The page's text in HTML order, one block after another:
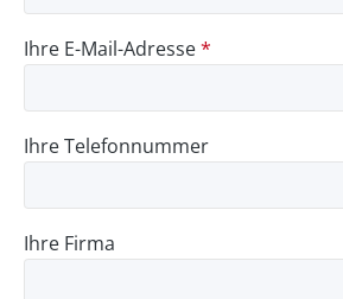
Ihre E-Mail-Adresse*
Ihre Telefonnummer
Ihre Firma